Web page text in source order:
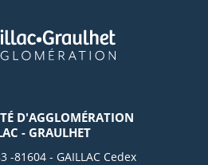
D'AGGLOMÉRATION
- GRAULHET
-81604 - GAILLAC Cedex